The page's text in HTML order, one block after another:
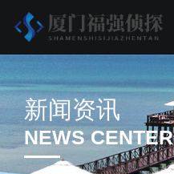
新闻资讯
NEWS CENTER